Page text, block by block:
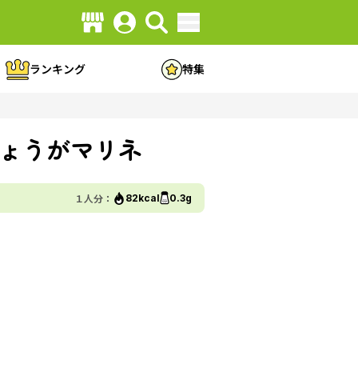
ランキング 特集
うがマリネ
１人分： 82kcal 0.3g